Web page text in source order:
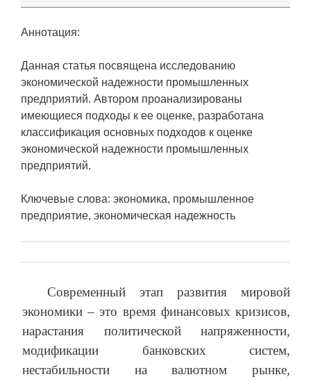
Аннотация:
Данная статья посвящена исследованию
экономической надежности промышленных
предприятий. Автором проанализированы
имеющиеся подходы к ее оценке, разработана
классификация основных подходов к оценке
экономической надежности промышленных
предприятий.
Ключевые слова: экономика, промышленное
предприятие, экономическая надежность
Современный этап развития мировой
экономики – это время финансовых кризисов,
нарастания политической напряженности,
модификации банковских систем,
нестабильности на валютном рынке,